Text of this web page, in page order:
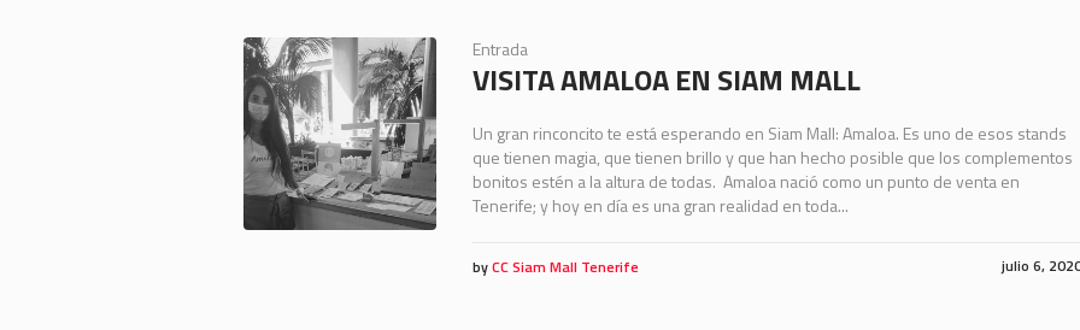
Entrada
VISITA AMALOA EN SIAM MALL
Un gran rinconcito te está esperando en Siam Mall: Amaloa. Es uno de esos stands
que tienen magia, que tienen brillo y que han hecho posible que los complementos
bonitos estén a la altura de todas. Amaloa nació como un punto de venta en
Tenerife; y hoy en día es una gran realidad en toda...
julio 6,
byCC Siam Mall Tenerife